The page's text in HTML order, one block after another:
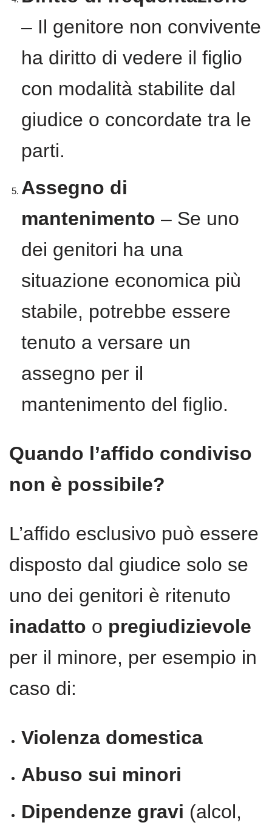
– Il genitore non convivente
ha diritto di vedere il figlio
con modalità stabilite dal
giudice o concordate tra le
parti.
Assegno di
mantenimento – Se uno
dei genitori ha una
situazione economica più
stabile, potrebbe essere
tenuto a versare un
assegno per il
mantenimento del figlio.
Quando l’affido condiviso
non è possibile?
L’affido esclusivo può essere
disposto dal giudice solo se
uno dei genitori è ritenuto
inadatto o pregiudizievole
per il minore, per esempio in
caso di:
Violenza domestica
Abuso sui minori
Dipendenze gravi (alcol,